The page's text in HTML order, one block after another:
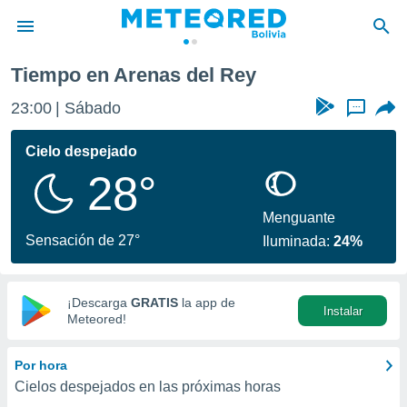
de
ha
calidad.
a este
las
y
digital
basada
Tiempo en Arenas del Rey
23:00 Sábado ...
Cielo despejado
28°
Sensación de 27°
Menguante
Iluminada:24%
¡Descarga GRATIS la app de
Meteored!
Instalar
Por hora
Cielos despejados en las próximas horas